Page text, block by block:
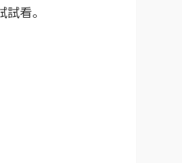
看。